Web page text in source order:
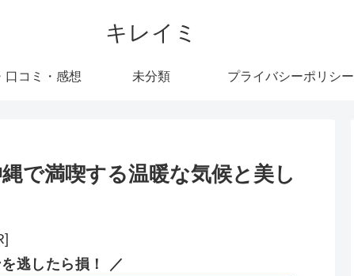
キレイミ
口コミ・感想 未分類 プライバシーポリシー
で満喫する温暖な気候と美し
逃したら損！ ／